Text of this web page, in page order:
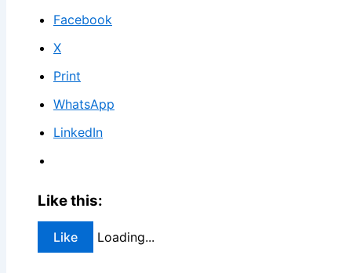
Facebook
X
Print
WhatsApp
LinkedIn
Like this:
Like Loading...